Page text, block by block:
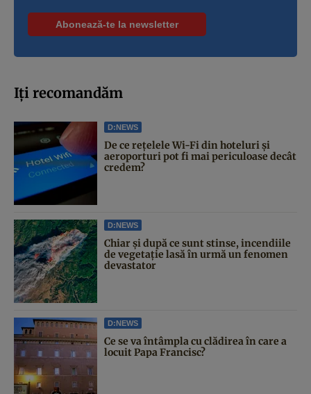
Iți recomandăm
D:NEWS
De ce rețelele Wi-Fi din hoteluri și
aeroporturi pot fi mai periculoase decât
credem?
D:NEWS
Chiar și după ce sunt stinse, incendiile
de vegetație lasă în urmă un fenomen
devastator
D:NEWS
Ce se va întâmpla cu clădirea în care a
locuit Papa Francisc?